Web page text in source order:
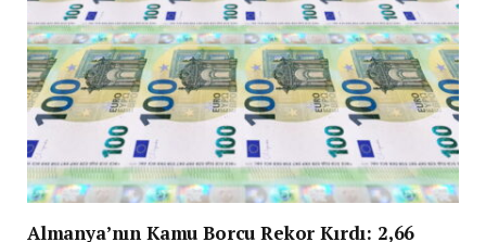
Almanya’nın Kamu Borcu Rekor Kırdı: 2,66